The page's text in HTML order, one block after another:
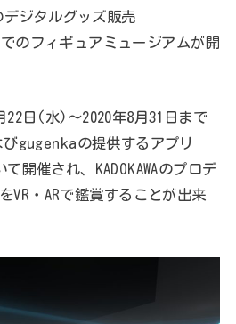
デジタルグッズ販売
でのフィギュアミュージアムが開
22日(水)～2020年8月31日まで
gugenkaの提供するアプリ
開催され、KADOKAWAのプロデ
VR・ARで鑑賞することが出来